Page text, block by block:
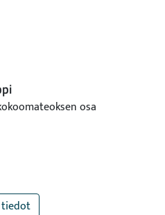
osa
tiedot